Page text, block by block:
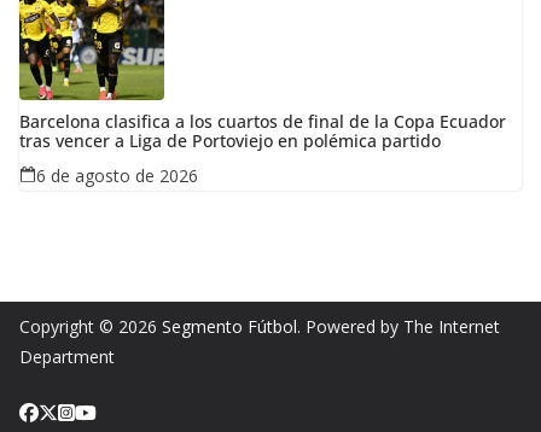
Barcelona clasifica a los cuartos de final de la Copa Ecuador
tras vencer a Liga de Portoviejo en polémica partido
6 de agosto de 2026
Copyright © 2026 Segmento Fútbol. Powered by The Internet
Department